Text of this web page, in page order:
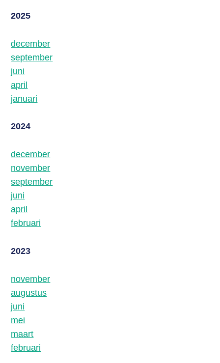
2025
december
september
juni
april
januari
2024
december
november
september
juni
april
februari
2023
november
augustus
juni
mei
maart
februari